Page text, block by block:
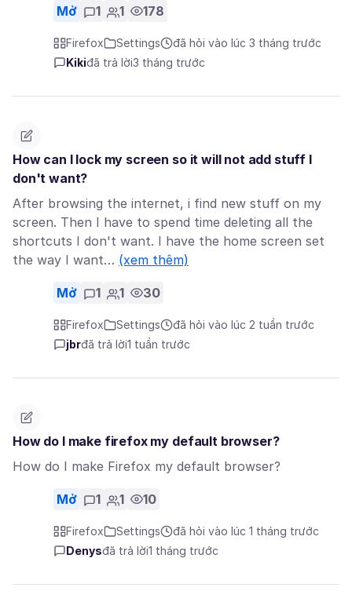
Mở 1 1 178
Firefox Settings
đã hỏi vào lúc 3 tháng trước
Kikiđã trả lời3 tháng trước
How can I lock my screen so it will not add stuff I
don't want?
After browsing the internet, i find new stuff on my
screen. Then I have to spend time deleting all the
shortcuts I don't want. I have the home screen set
the way I want… (xem thêm)
Mở 1 1 30
Firefox Settings
đã hỏi vào lúc 2 tuần trước
jbrđã trả lời1 tuần trước
How do I make firefox my default browser?
How do I make Firefox my default browser?
Mở 1 1 10
Firefox Settings
đã hỏi vào lúc 1 tháng trước
Denysđã trả lời1 tháng trước